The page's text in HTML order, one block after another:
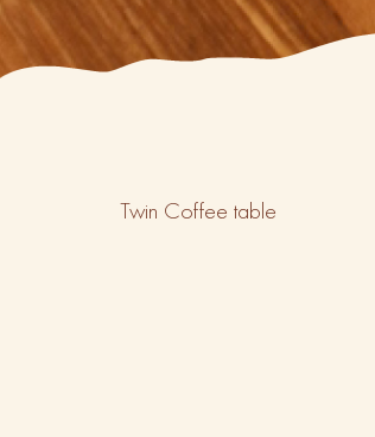
Twin Coffee table